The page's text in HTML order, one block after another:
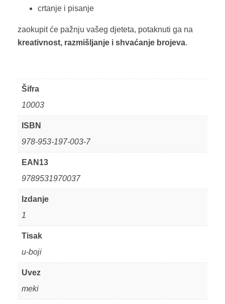
crtanje i pisanje
zaokupit će pažnju vašeg djeteta, potaknuti ga na
kreativnost, razmišljanje i shvaćanje brojeva.
Šifra
10003
ISBN
978-953-197-003-7
EAN13
9789531970037
Izdanje
1
Tisak
u-boji
Uvez
meki